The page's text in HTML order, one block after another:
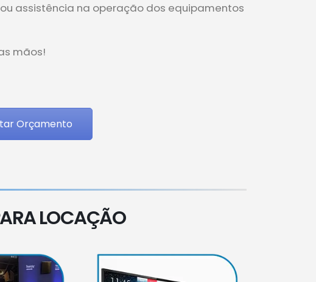
assistência na operação dos equipamentos
mãos!
Orçamento
LOCAÇÃO